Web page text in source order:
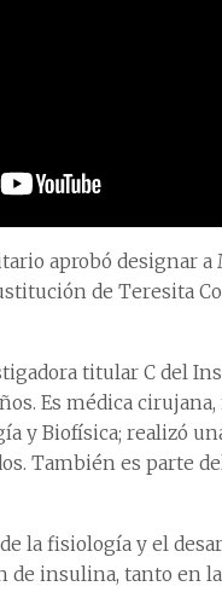
aprobó designar
de Teresita
titular C del
Es médica
y Biofísica; realizó
También es parte
la fisiología y el
de insulina, tanto en